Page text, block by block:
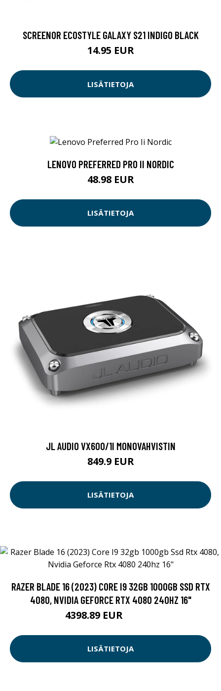
SCREENOR ECOSTYLE GALAXY S21 INDIGO BLACK
14.95 EUR
LISÄTIETOJA
LENOVO PREFERRED PRO II NORDIC
48.98 EUR
LISÄTIETOJA
JL AUDIO VX600/1I MONOVAHVISTIN
849.9 EUR
LISÄTIETOJA
RAZER BLADE 16 (2023) CORE I9 32GB 1000GB SSD RTX
4080, NVIDIA GEFORCE RTX 4080 240HZ 16"
4398.89 EUR
LISÄTIETOJA